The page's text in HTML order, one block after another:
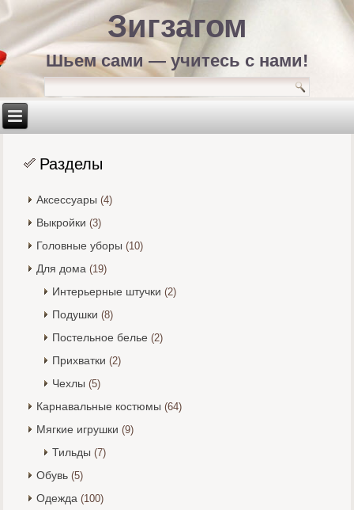
Зигзагом
Шьем сами — учитесь с нами!
Разделы
Аксессуары (4)
Выкройки (3)
Головные уборы (10)
Для дома (19)
Интерьерные штучки (2)
Подушки (8)
Постельное белье (2)
Прихватки (2)
Чехлы (5)
Карнавальные костюмы (64)
Мягкие игрушки (9)
Тильды (7)
Обувь (5)
Одежда (100)